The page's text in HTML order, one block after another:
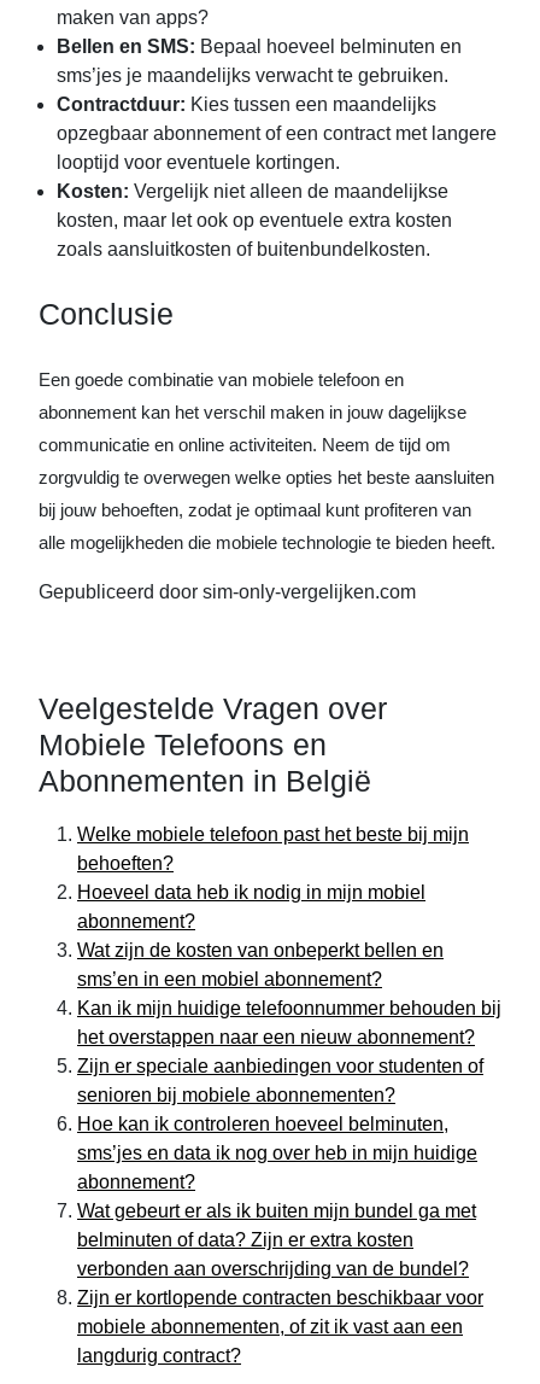
maken van apps?
Bellen en SMS: Bepaal hoeveel belminuten en
sms’jes je maandelijks verwacht te gebruiken.
Contractduur: Kies tussen een maandelijks
opzegbaar abonnement of een contract met langere
looptijd voor eventuele kortingen.
Kosten: Vergelijk niet alleen de maandelijkse
kosten, maar let ook op eventuele extra kosten
zoals aansluitkosten of buitenbundelkosten.
Conclusie
Een goede combinatie van mobiele telefoon en
abonnement kan het verschil maken in jouw dagelijkse
communicatie en online activiteiten. Neem de tijd om
zorgvuldig te overwegen welke opties het beste aansluiten
bij jouw behoeften, zodat je optimaal kunt profiteren van
alle mogelijkheden die mobiele technologie te bieden heeft.
Gepubliceerd door sim-only-vergelijken.com
Veelgestelde Vragen over
Mobiele Telefoons en
Abonnementen in België
Welke mobiele telefoon past het beste bij mijn
behoeften?
Hoeveel data heb ik nodig in mijn mobiel
abonnement?
Wat zijn de kosten van onbeperkt bellen en
sms’en in een mobiel abonnement?
Kan ik mijn huidige telefoonnummer behouden bij
het overstappen naar een nieuw abonnement?
Zijn er speciale aanbiedingen voor studenten of
senioren bij mobiele abonnementen?
Hoe kan ik controleren hoeveel belminuten,
sms’jes en data ik nog over heb in mijn huidige
abonnement?
Wat gebeurt er als ik buiten mijn bundel ga met
belminuten of data? Zijn er extra kosten
verbonden aan overschrijding van de bundel?
Zijn er kortlopende contracten beschikbaar voor
mobiele abonnementen, of zit ik vast aan een
langdurig contract?